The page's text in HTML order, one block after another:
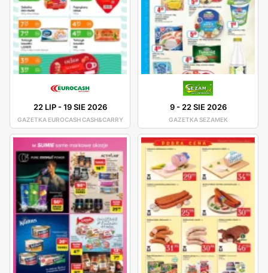
22 LIP-19 SIE 2026
GAZETKA EUROCASH CASH&CARRY
9- 22 SIE 2026
GAZETKA SEZAMEK